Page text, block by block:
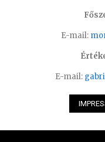
E-mail:
E-mail: